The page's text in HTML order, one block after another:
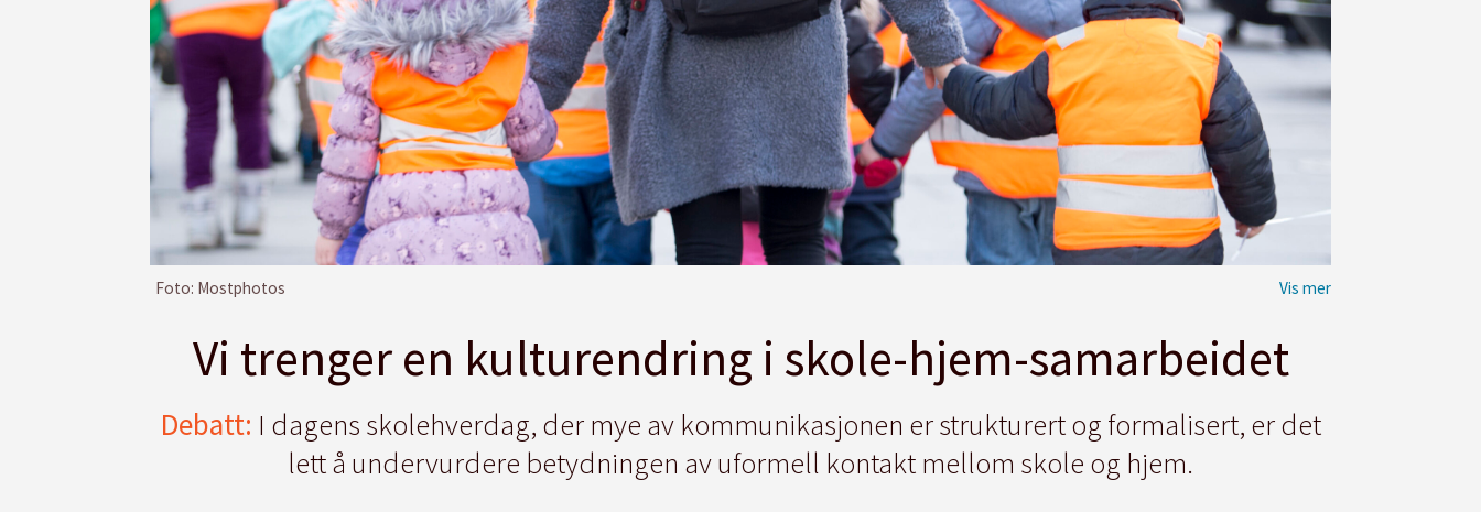
Foto: Mostphotos
Vi trenger en kulturendring i skole-hjem-samarbeidet
Debatt: I dagens skolehverdag, der mye av kommunikasjonen er strukturert og formalisert, er det
lett å undervurdere betydningen av uformell kontakt mellom skole og hjem.